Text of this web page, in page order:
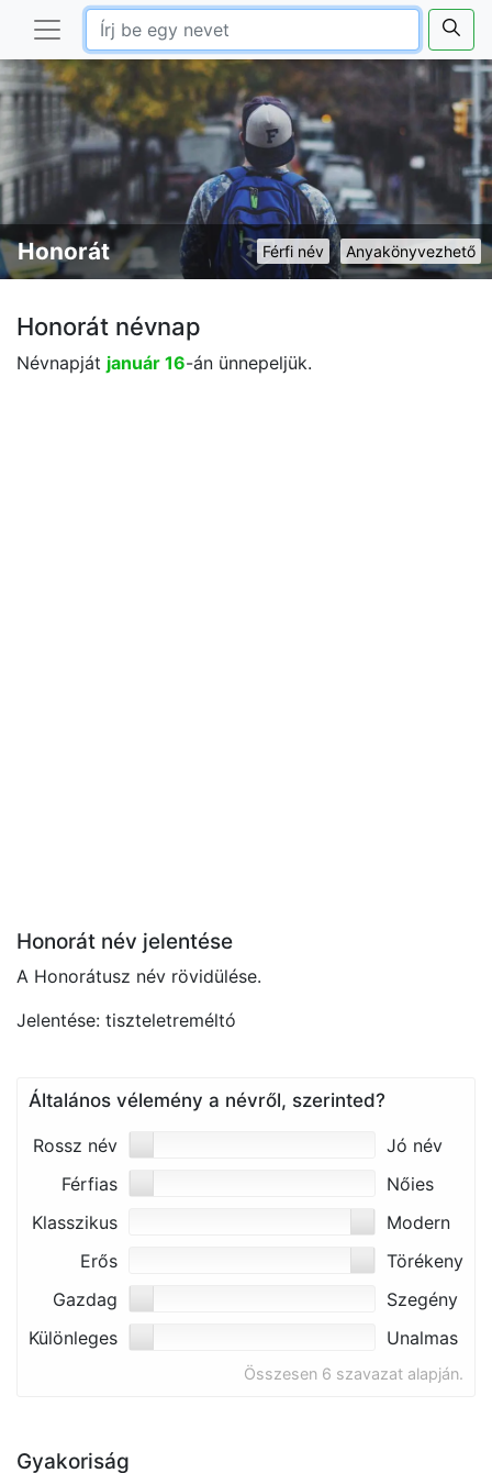
Anyakönyvezhető
Férfi név
Honorát
Honorát névnap
Névnapját január 16-án ünnepeljük.
Honorát név jelentése
A Honorátusz név rövidülése.
Jelentése: tiszteletreméltó
Általános vélemény a névről, szerinted?
Rossz név
Jó név
Férfias
Nőies
Klasszikus
Modern
Erős
Törékeny
Gazdag
Szegény
Különleges
Unalmas
Összesen 6 szavazat alapján.
Gyakoriság